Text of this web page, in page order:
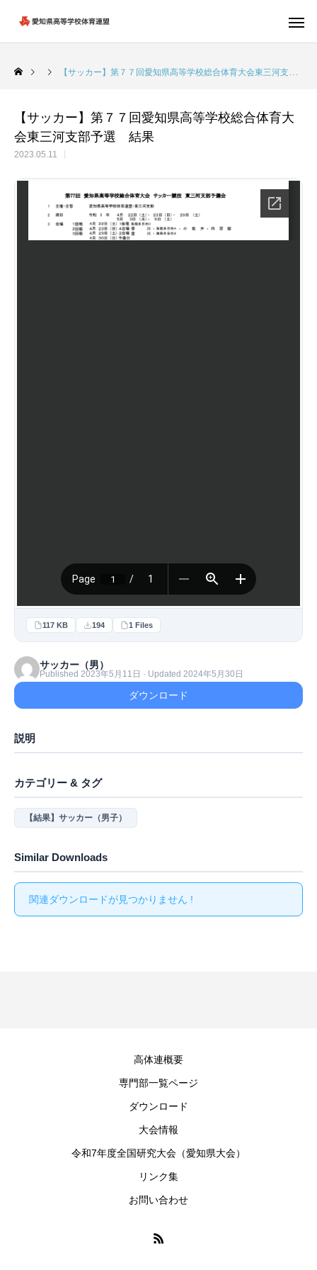
【サッカー】第７７回愛知県高等学校総合体育大会東三河支部予選 結果
【サッカー】第７７回愛知県高等学校総合体育大
会東三河支部予選 結果
2023.05.11
117 KB 194 1 Files
サッカー（男）
Published 2023年5月11日 · Updated 2024年5月30日
ダウンロード
説明
カテゴリー & タグ
【結果】サッカー（男子）
Similar Downloads
関連ダウンロードが見つかりません !
高体連概要
専門部一覧ページ
ダウンロード
大会情報
令和7年度全国研究大会（愛知県大会）
リンク集
お問い合わせ